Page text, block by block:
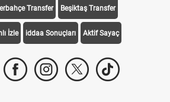
Transfer Beşiktaş Transfer
İzle iddaa Sonuçları Aktif Sayaç